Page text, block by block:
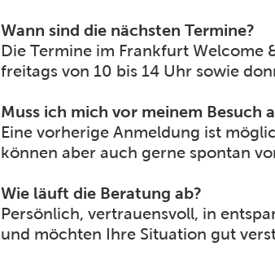
Wann sind die nächsten Termine?
Die Termine im Frankfurt
freitags von 10 bis 14 Uhr sowie
Muss ich mich vor meinem Besuch
Eine vorherige Anmeldung ist
können aber auch gerne spontan
Wie läuft die Beratung ab?
Persönlich, vertrauensvoll, in
und möchten Ihre Situation gut